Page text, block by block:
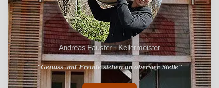
Andreas Fauster · Kellermeister
"Genuss und Freude stehen an oberster Stelle"